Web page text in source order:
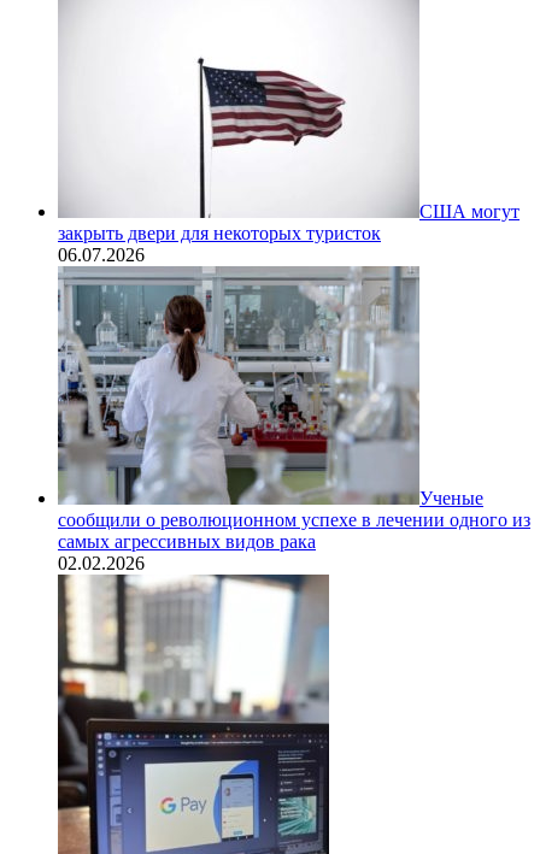
США могут
закрыть двери для некоторых туристок
06.07.2026
Ученые
сообщили о революционном успехе в лечении одного из
самых агрессивных видов рака
02.02.2026